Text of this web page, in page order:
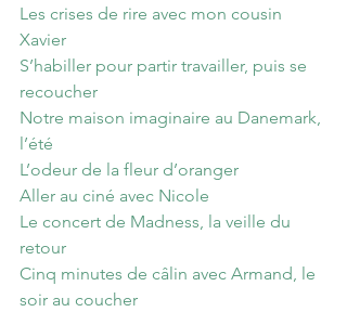
Les crises de rire avec mon cousin
Xavier
S’habiller pour partir travailler, puis se
recoucher
Notre maison imaginaire au Danemark,
l’été
L’odeur de la fleur d’oranger
Aller au ciné avec Nicole
Le concert de Madness, la veille du
retour
Cinq minutes de câlin avec Armand, le
soir au coucher